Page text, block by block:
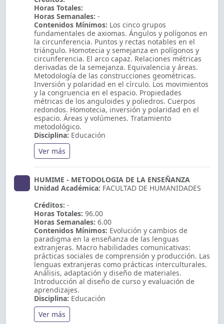
Horas Totales:
Horas Semanales: -
Contenidos Mínimos: Los cinco grupos
fundamentales de axiomas. Ángulos y polígonos en
la circunferencia. Puntos y rectas notables en el
triángulo. Homotecia y semejanza en polígonos y
circunferencia. El arco capaz. Relaciones métricas
derivadas de la semejanza. Equivalencia y áreas.
Metodología de las construcciones geométricas.
Inversión y polaridad en el círculo. Los movimientos
y la congruencia en el espacio. Propiedades
métricas de los anguloides y poliedros. Cuerpos
redondos. Homotecia, inversión y polaridad en el
espacio. Áreas y volúmenes. Tratamiento
metodológico.
Disciplina: Educación
Ver más
HUMIME - METODOLOGIA DE LA ENSEÑANZA
Unidad Académica: FACULTAD DE HUMANIDADES
Créditos: -
Horas Totales: 96.00
Horas Semanales: 6.00
Contenidos Mínimos: Evolución y cambios de
paradigma en la enseñanza de las lenguas
extranjeras. Macro habilidades comunicativas:
prácticas sociales de comprensión y producción. Las
lenguas extranjeras como prácticas interculturales.
Análisis, adaptación y diseño de materiales.
Introducción al diseño de curso y evaluación de
aprendizajes.
Disciplina: Educación
Ver más